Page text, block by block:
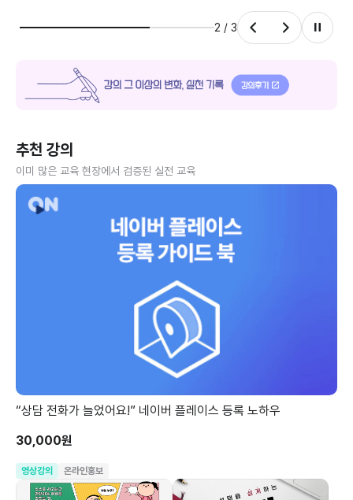
3 / 3
강의 그 이상의 변화, 실천 기록 강의후기 ↗
추천 강의
이미 많은 교육 현장에서 검증된 실전 교육
“상담 전화가 늘었어요!” 네이버 플레이스 등록 노하우
30,000원
영상강의 온라인홍보